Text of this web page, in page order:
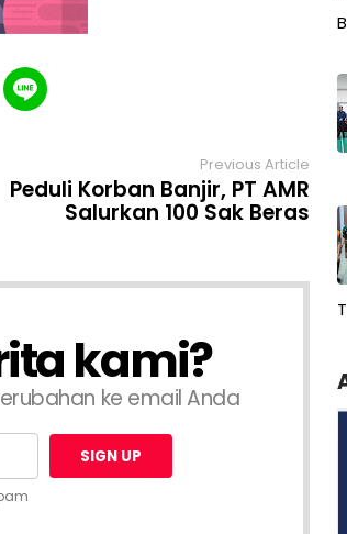
Previous Article
Peduli Korban Banjir, PT AMR
Salurkan 100 Sak Beras
kami?
ke email Anda